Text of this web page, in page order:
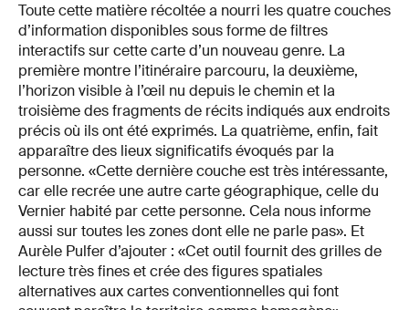
Toute cette matière récoltée a nourri les quatre couches
d’information disponibles sous forme de filtres
interactifs sur cette carte d’un nouveau genre. La
première montre l’itinéraire parcouru, la deuxième,
l’horizon visible à l’œil nu depuis le chemin et la
troisième des fragments de récits indiqués aux endroits
précis où ils ont été exprimés. La quatrième, enfin, fait
apparaître des lieux significatifs évoqués par la
personne. «Cette dernière couche est très intéressante,
car elle recrée une autre carte géographique, celle du
Vernier habité par cette personne. Cela nous informe
aussi sur toutes les zones dont elle ne parle pas». Et
Aurèle Pulfer d’ajouter : «Cet outil fournit des grilles de
lecture très fines et crée des figures spatiales
alternatives aux cartes conventionnelles qui font